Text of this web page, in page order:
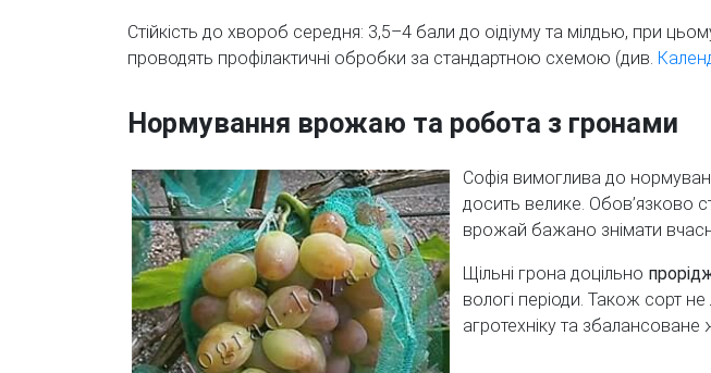
Стійкість до хвороб середня: 3,5–4 бали до оідіуму та мілдью, при
проводять профілактичні обробки за стандартною схемою (див.
Нормування врожаю та робота з гронами
Софія вимоглива до
досить велике. Обов’язково
врожай бажано знімати
Щільні грона доцільно
вологі періоди. Також сорт
агротехніку та збалансоване